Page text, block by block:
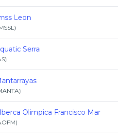
Leon
)
Serra
)
)
Olimpica Francisco Mar
)